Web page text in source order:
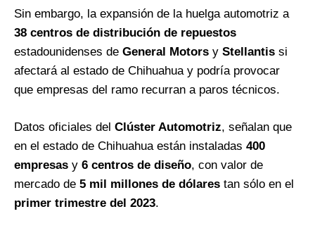
Sin embargo, la expansión de la huelga automotriz a
38 centros de distribución de repuestos
estadounidenses de General Motors y Stellantis si
afectará al estado de Chihuahua y podría provocar
que empresas del ramo recurran a paros técnicos.
Datos oficiales del Clúster Automotriz, señalan que
en el estado de Chihuahua están instaladas 400
empresas y 6 centros de diseño, con valor de
mercado de 5 mil millones de dólares tan sólo en el
primer trimestre del 2023.